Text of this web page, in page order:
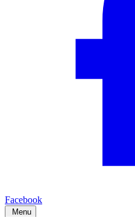
Facebook
Menu